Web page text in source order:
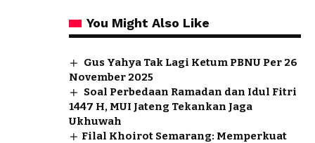
You Might Also Like
Gus Yahya Tak Lagi Ketum PBNU Per 26
November 2025
Soal Perbedaan Ramadan dan Idul Fitri
1447 H, MUI Jateng Tekankan Jaga
Ukhuwah
​Filal Khoirot Semarang: Memperkuat